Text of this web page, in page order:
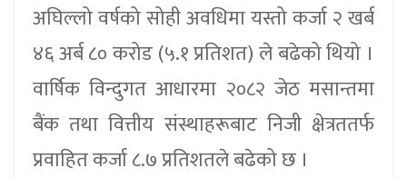
अघिल्लो वर्षको सोही अवधिमा यस्तो कर्जा २ खर्ब
४६ अर्ब ८० करोड (५.१ प्रतिशत) ले बढेको थियो ।
वार्षिक विन्दुगत आधारमा २०८२ जेठ मसान्तमा
बैंक तथा वित्तीय संस्थाहरूबाट निजी क्षेत्रततर्फ
प्रवाहित कर्जा ८.७ प्रतिशतले बढेको छ ।